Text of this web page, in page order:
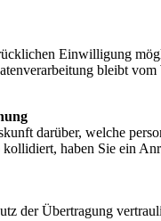
Einwilligung
bleibt
darüber, welche
haben Sie ein
der Übertragung